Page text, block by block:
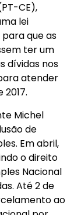
CE),
lei
que as
ter um
dívidas nos
atender
Michel
de
Em abril,
o direito
Nacional
Até 2 de
ao